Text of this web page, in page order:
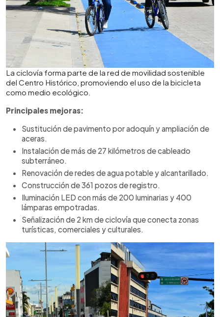
La ciclovía forma parte de la red de movilidad sostenible
del Centro Histórico, promoviendo el uso de la bicicleta
como medio ecológico.
Principales mejoras:
Sustitución de pavimento por adoquín y ampliación de
aceras.
Instalación de más de 27 kilómetros de cableado
subterráneo.
Renovación de redes de agua potable y alcantarillado.
Construcción de 361 pozos de registro.
Iluminación LED con más de 200 luminarias y 400
lámparas empotradas.
Señalización de 2 km de ciclovía que conecta zonas
turísticas, comerciales y culturales.